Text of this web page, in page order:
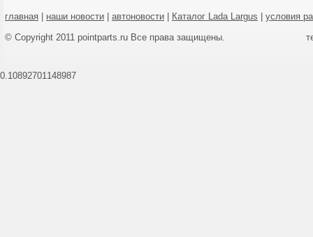
главная наши новости автоновости Каталог Lada Largus
условия
© Copyright 2011 pointparts.ru Все права защищены.
0.10892701148987